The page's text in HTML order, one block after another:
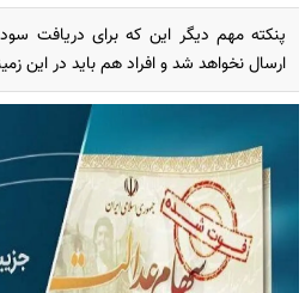
پنکته مهم دیگر این که برای دریافت
ارسال نخواهد شد و افراد هم باید در این